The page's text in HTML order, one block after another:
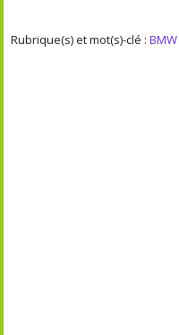
Rubrique(s) et mot(s)-clé :BMW